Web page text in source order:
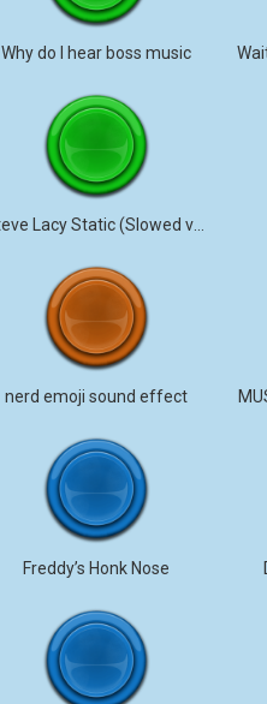
Why do I hear boss music
Steve Lacy Static (Slowed version)
nerd emoji sound effect
Freddy’s Honk Nose